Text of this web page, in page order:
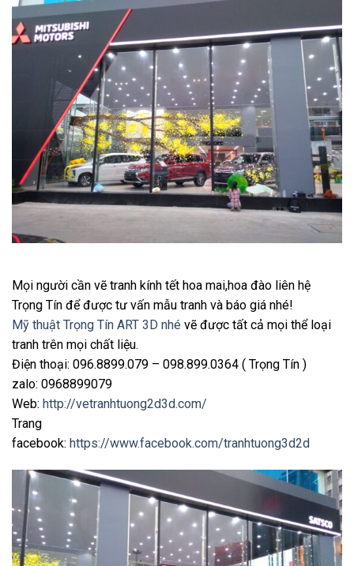
Mọi người cần vẽ tranh kính tết hoa mai,hoa đào liên hệ
Trọng Tín để được tư vấn mẫu tranh và báo giá nhé!
Mỹ thuật Trọng Tín ART 3D nhé vẽ được tất cả mọi thể loại
tranh trên mọi chất liệu.
Điện thoại: 096.8899.079 – 098.899.0364 ( Trọng Tín )
zalo: 0968899079
Web: http://vetranhtuong2d3d.com/
Trang
facebook: https://www.facebook.com/tranhtuong3d2d